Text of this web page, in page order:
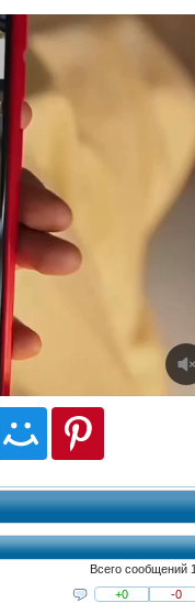
Всего сообщений
+0 -0